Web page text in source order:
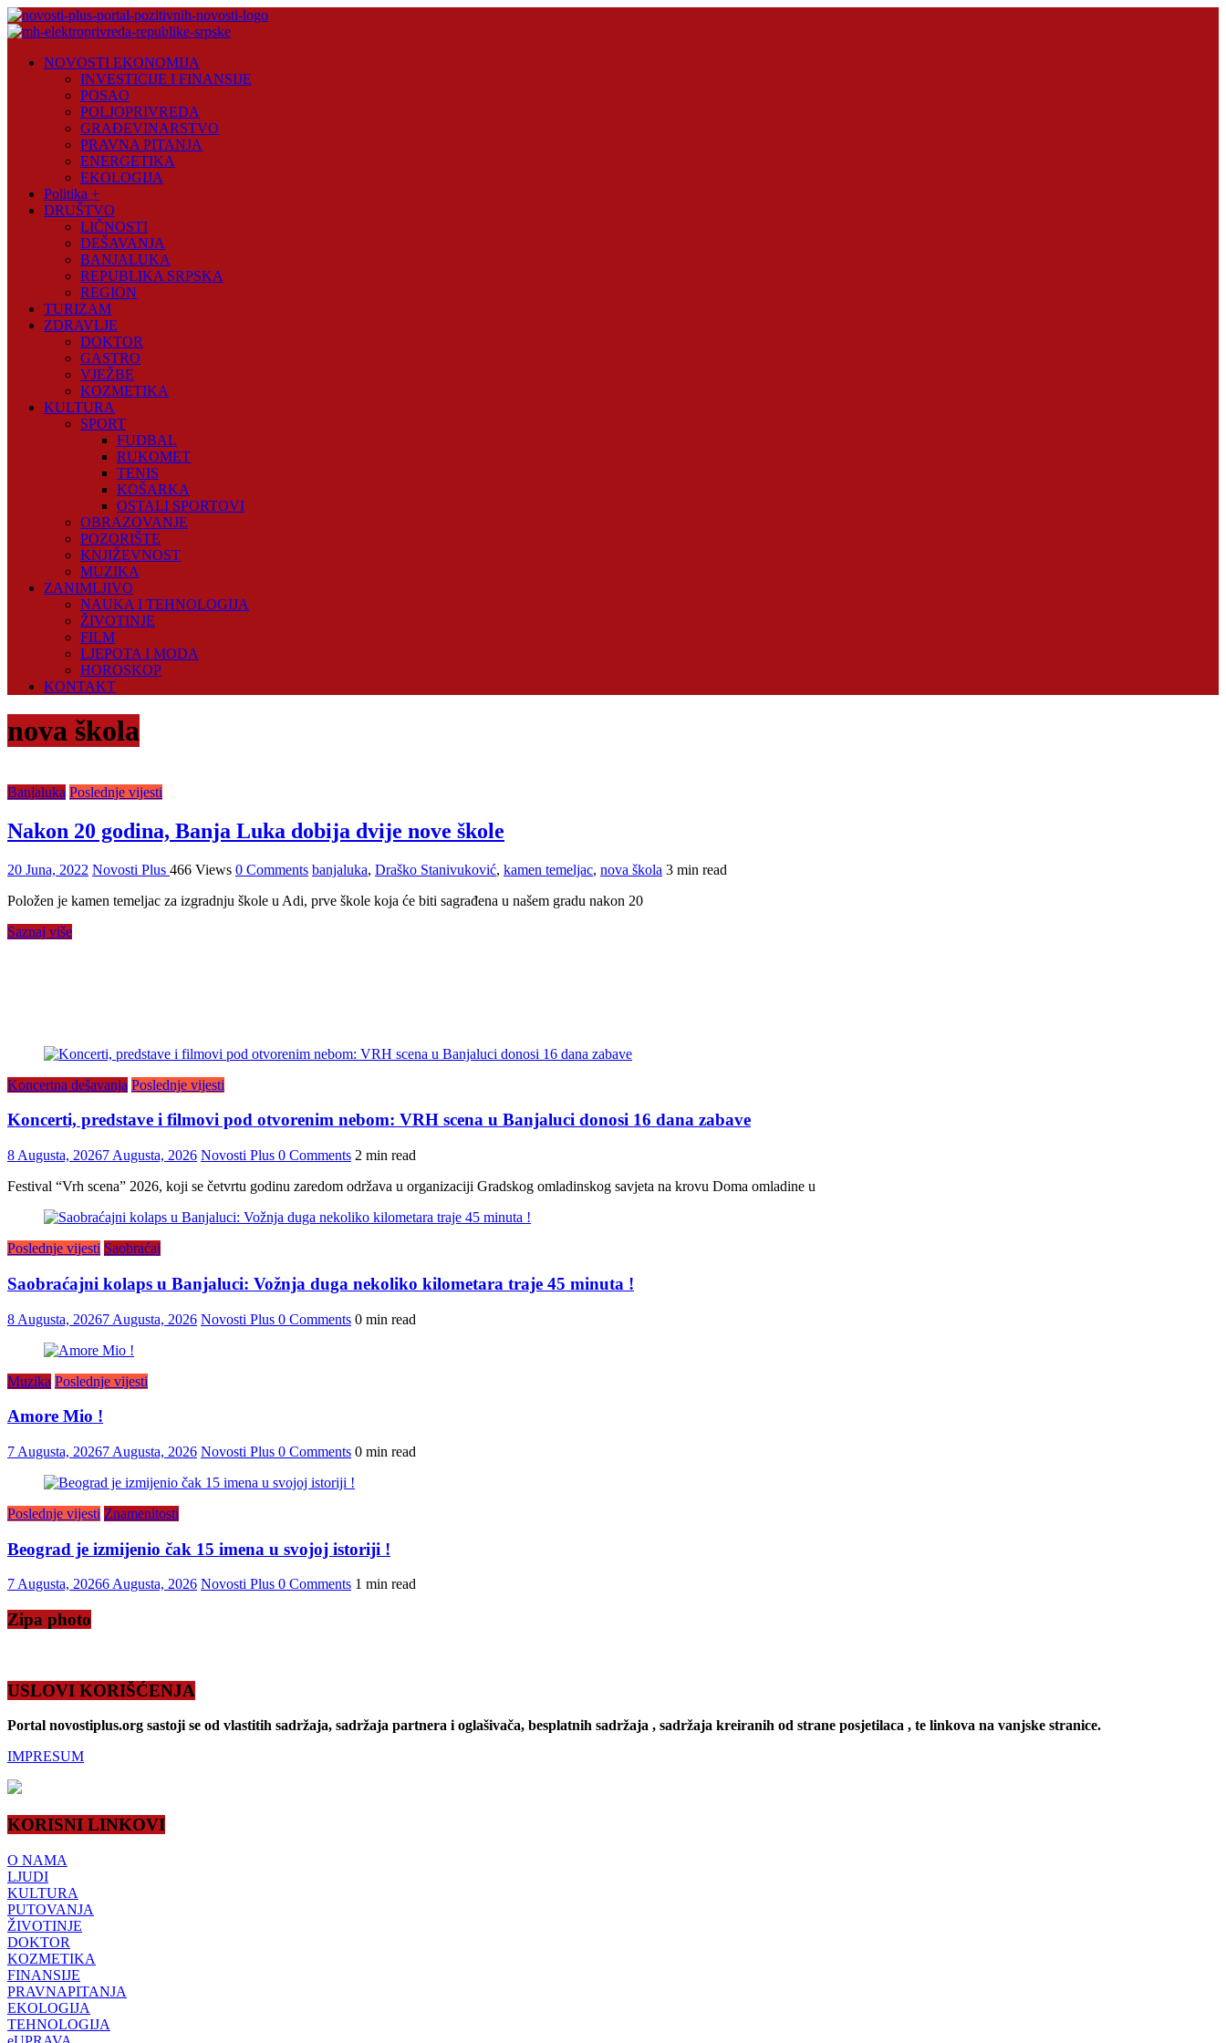
Skip
to
Plus
NOVOSTI EKONOMIJA
INVESTICIJE I FINANSIJE
POSAO
POLJOPRIVREDA
GRAĐEVINARSTVO
PRAVNA PITANJA
ENERGETIKA
EKOLOGIJA
Politika +
DRUŠTVO
LIČNOSTI
DEŠAVANJA
BANJALUKA
REPUBLIKA SRPSKA
REGION
TURIZAM
ZDRAVLJE
DOKTOR
GASTRO
VJEŽBE
KOZMETIKA
KULTURA
SPORT
FUDBAL
RUKOMET
TENIS
KOŠARKA
OSTALI SPORTOVI
OBRAZOVANJE
POZORIŠTE
KNJIŽEVNOST
MUZIKA
ZANIMLJIVO
NAUKA I TEHNOLOGIJA
ŽIVOTINJE
FILM
LJEPOTA I MODA
HOROSKOP
KONTAKT
nova škola
Banjaluka Poslednje vijesti
Nakon 20 godina, Banja Luka dobija dvije nove škole
20 Juna, 2022 Novosti Plus 466 Views 0 Comments banjaluka, Draško Stanivuković, kamen temeljac, nova škola 3 min read
Položen je kamen temeljac za izgradnju škole u Adi, prve škole koja će biti sagrađena u našem gradu nakon 20
Saznaj više
Koncertna dešavanja Poslednje vijesti
Koncerti, predstave i filmovi pod otvorenim nebom: VRH scena u Banjaluci donosi 16 dana zabave
8 Augusta, 20267 Augusta, 2026 Novosti Plus 0 Comments 2 min read
Festival “Vrh scena” 2026, koji se četvrtu godinu zaredom održava u organizaciji Gradskog omladinskog savjeta na krovu Doma omladine u
Poslednje vijesti Saobraćaj
Saobraćajni kolaps u Banjaluci: Vožnja duga nekoliko kilometara traje 45 minuta !
8 Augusta, 20267 Augusta, 2026 Novosti Plus 0 Comments 0 min read
Muzika Poslednje vijesti
Amore Mio !
7 Augusta, 20267 Augusta, 2026 Novosti Plus 0 Comments 0 min read
Poslednje vijesti Znamenitosti
Beograd je izmijenio čak 15 imena u svojoj istoriji !
7 Augusta, 20266 Augusta, 2026 Novosti Plus 0 Comments 1 min read
Zipa photo
USLOVI KORIŠĆENJA
Portal novostiplus.org sastoji se od vlastitih sadržaja, sadržaja partnera i oglašivača, besplatnih sadržaja , sadržaja kreiranih od strane posjetilaca , te linkova na vanjske stranice.
IMPRESUM
KORISNI LINKOVI
O NAMA
LJUDI
KULTURA
PUTOVANJA
ŽIVOTINJE
DOKTOR
KOZMETIKA
FINANSIJE
PRAVNAPITANJA
EKOLOGIJA
TEHNOLOGIJA